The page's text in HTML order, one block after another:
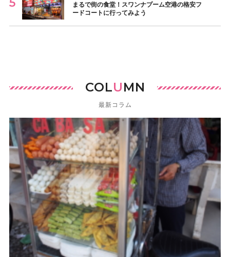
まるで街の食堂！スワンナプーム空港の格安フ
ードコートに行ってみよう
COLUMN
最新コラム